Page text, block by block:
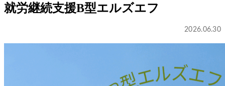
就労継続支援B型エルズエフ
2026.06.30